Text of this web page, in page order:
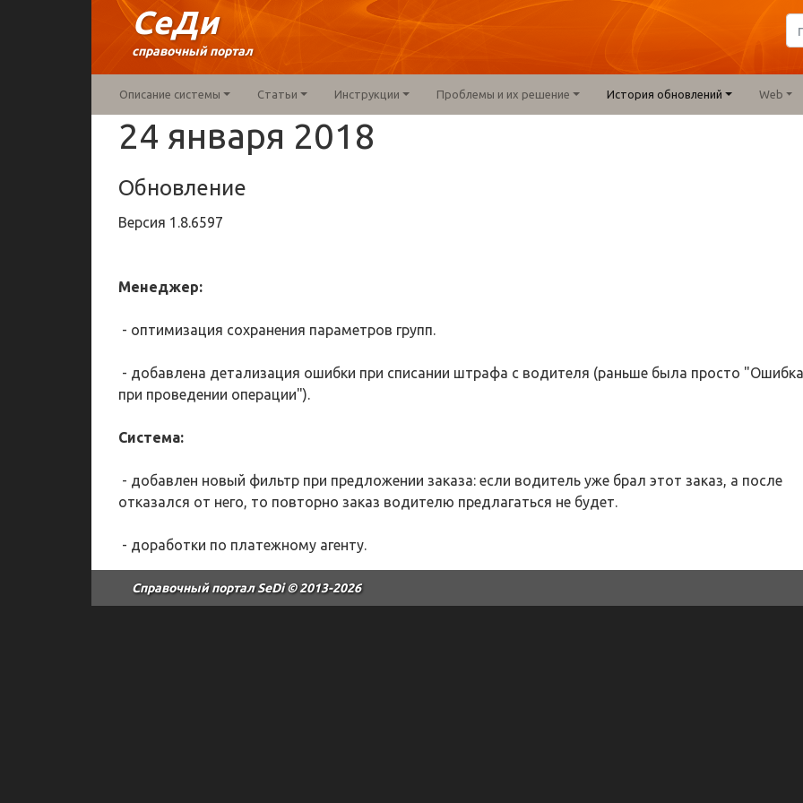
СеДи
справочный портал
Описание системы Статьи Инструкции Проблемы и их решение История обновлений Web
24 января 2018
Обновление
Версия 1.8.6597
Менеджер:
- оптимизация сохранения параметров групп.
- добавлена детализация ошибки при списании штрафа с водителя (раньше была просто "Ошибка
при проведении операции").
Система:
- добавлен новый фильтр при предложении заказа: если водитель уже брал этот заказ, а после
отказался от него, то повторно заказ водителю предлагаться не будет.
- доработки по платежному агенту.
Справочный портал SeDi© 2013-2026